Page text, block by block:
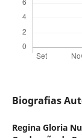
Biografias
Regina Gloria